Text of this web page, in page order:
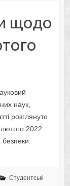
щодо
наук,
розглянуто
2022
безпеки.
Студентські